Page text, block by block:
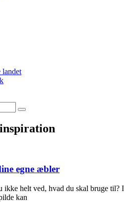
landet
egne æbler
ikke helt ved, hvad du skal bruge til? I
kan